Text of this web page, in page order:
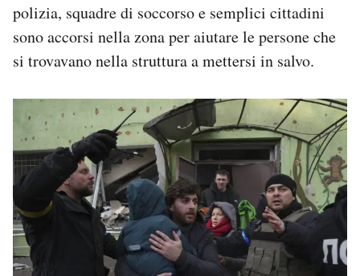
polizia, squadre di soccorso e semplici cittadini
sono accorsi nella zona per aiutare le persone che
si trovavano nella struttura a mettersi in salvo.